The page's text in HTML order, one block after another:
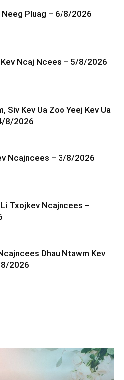
Neeg Pluag – 6/8/2026
Kev Ncaj Ncees – 5/8/2026
Siv Kev Ua Zoo Yeej Kev Ua
8/2026
Ncajncees – 3/8/2026
Li Txojkev Ncajncees –
Dhau Ntawm Kev
2026